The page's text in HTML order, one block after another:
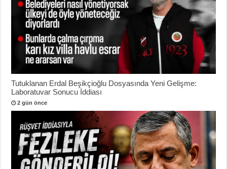
Tutuklanan Erdal Beşikçioğlu Dosyasında Yeni Gelişme:
Laboratuvar Sonucu İddiası
2 gün önce